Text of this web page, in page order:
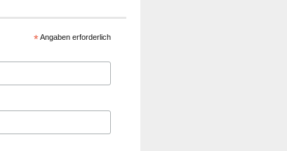
*Angaben erforderlich